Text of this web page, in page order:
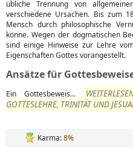
übliche Trennung von
verschiedene Ursachen. Bis zum
Mensch durch philosophische
könne. Wegen der dogmatischen
sind einige Hinweise zur Lehre
Eigenschaften Gottes vorangestellt.
Ansätze für
Ein Gottesbeweis...
GOTTESLEHRE, TRINITÄT UND
Karma:8%